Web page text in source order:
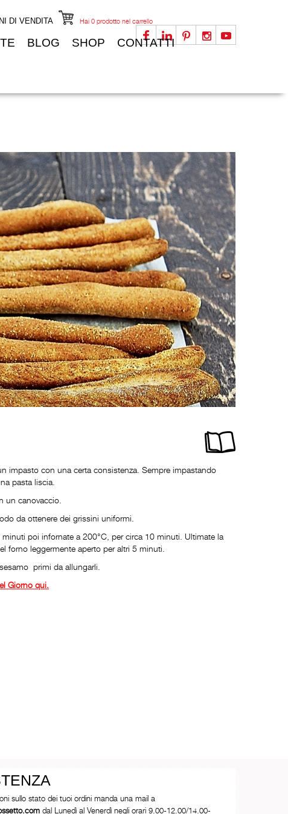
DI VENDITA Hai 0 prodotto nel carrello
BLOG SHOP CONTATTI
impasto con una certa consistenza. Sempre impastando
pasta liscia.
un canovaccio.
da ottenere dei grissini uniformi.
poi infornate a 200°C, per circa 10 minuti. Ultimate la
forno leggermente aperto per altri 5 minuti.
primi da allungarli.
Giorno qui.
sullo stato dei tuoi ordini manda una mail a
dal Lunedì al Venerdì negli orari 9.00-12.00/14.00-